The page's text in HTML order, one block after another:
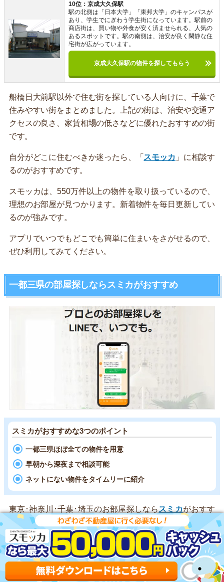
10位：京成大久保駅
駅の北側は「日本大学」「東邦大学」のキャンパスが
あり、学生でにぎわう学生街になっています。駅前の
商店街は、買い物や外食が安く済ませられる、人気の
あるスポットです。駅の南側は、治安が良く閑静な住
宅街が広がっています。
京成大久保駅の物件を探してもらう
船橋日大前駅以外で住む街を探している人向けに、千葉で
住みやすい街をまとめました。上記の街は、治安や交通ア
クセスの良さ、家賃相場の低さなどに優れたおすすめの街
です。
自分がどこに住むべきか迷ったら、「 スモッカ 」に相談す
るのがおすすめです。
スモッカは、550万件以上の物件を取り扱っているので、
理想のお部屋が見つかります。新着物件を毎日更新してい
るのが強みです。
アプリでいつでもどこでも簡単に住まいをさがせるので、
ぜひ利用してみてください。
一都三県の部屋探しならスミカがおすすめ
スミカがおすすめな3つのポイント
一都三県ほぼ全ての物件を用意
早朝から深夜まで相談可能
ネットにない物件をタイムリーに紹介
東京･神奈川･千葉･埼玉のお部屋探しならスミカがおすす
めです。
LINEで賃貸物件を探せるので、気軽に使える点
が強みです。
一都三県の全域に対応していて、業者専用のデータベース
からダイレクトに物件を紹介してくれます。SUUMOやホ